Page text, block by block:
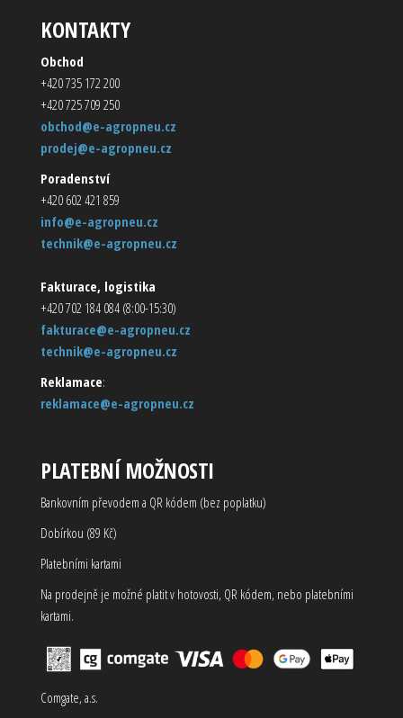
KONTAKTY
Obchod
+420 735 172 200
+420 725 709 250
obchod@e-agropneu.cz
prodej@e-agropneu.cz
Poradenství
+420 602 421 859
info@e-agropneu.cz
technik@e-agropneu.cz
Fakturace, logistika
+420 702 184 084 (8:00-15:30)
fakturace@e-agropneu.cz
technik@e-agropneu.cz
Reklamace:
reklamace@e-agropneu.cz
PLATEBNÍ MOŽNOSTI
Bankovním převodem a QR kódem (bez poplatku)
Dobírkou (89 Kč)
Platebními kartami
Na prodejně je možné platit v hotovosti, QR kódem, nebo platebními
kartami.
Comgate, a.s.